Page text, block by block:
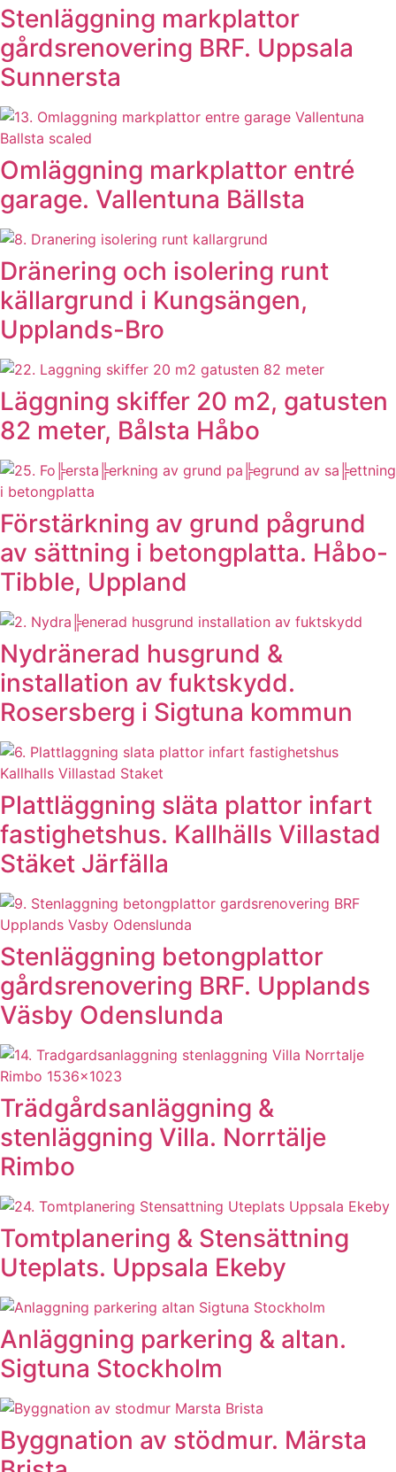
Stenläggning markplattor
gårdsrenovering BRF. Uppsala
Sunnersta
Omläggning markplattor entré
garage. Vallentuna Bällsta
Dränering och isolering runt
källargrund i Kungsängen,
Upplands-Bro
Läggning skiffer 20 m2, gatusten
82 meter, Bålsta Håbo
Förstärkning av grund pågrund
av sättning i betongplatta. Håbo-
Tibble, Uppland
Nydränerad husgrund &
installation av fuktskydd.
Rosersberg i Sigtuna kommun
Plattläggning släta plattor infart
fastighetshus. Kallhälls Villastad
Stäket Järfälla
Stenläggning betongplattor
gårdsrenovering BRF. Upplands
Väsby Odenslunda
Trädgårdsanläggning &
stenläggning Villa. Norrtälje
Rimbo
Tomtplanering & Stensättning
Uteplats. Uppsala Ekeby
Anläggning parkering & altan.
Sigtuna Stockholm
Byggnation av stödmur. Märsta